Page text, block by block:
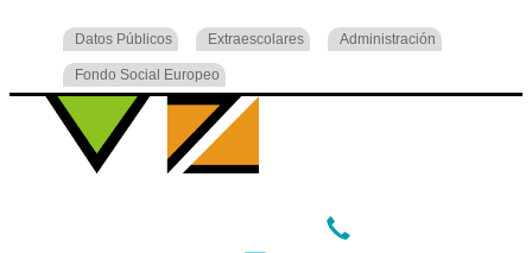
Datos Públicos Extraescolares Administración
Fondo Social Europeo